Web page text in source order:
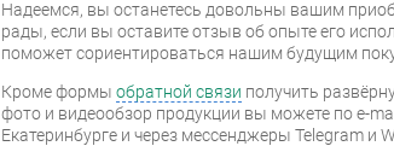
Надеемся, вы останетесь довольны вашим
рады, если вы оставите отзыв об опыте его
поможет сориентироваться нашим будущим
Кроме формы обратной связи получить
фото и видеообзор продукции вы можете по e-
Екатеринбурге и через мессенджеры Telegram и